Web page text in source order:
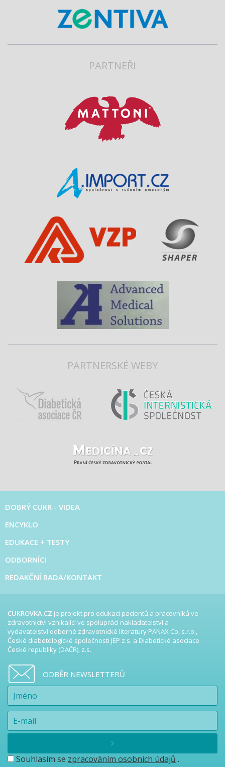
PARTNEŘI
PARTNERSKÉ WEBY
DOBRÝ CUKR - VIDEA
ENCYKLO
EDUKACE + TESTY
ODBORNÍCI
REDAKČNÍ RADA/KONTAKT
CUKROVKA.CZ je projekt pro edukaci pacientů a pracovníků ve
zdravotnictví vznikající ve spolupráci nakladatelství a
vydavatelství odborné zdravotnické literatury PANAX Co, s.r.o.,
České diabetologické společnosti JEP z.s. a Diabetické asociace
České republiky (DAČR), z.s.
ODBĚR NEWSLETTERŮ
Souhlasím se zpracováním osobních údajů .